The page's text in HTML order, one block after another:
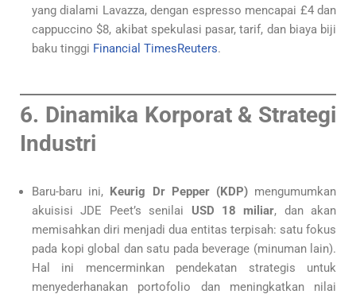
yang dialami Lavazza, dengan espresso mencapai £4 dan
cappuccino $8, akibat spekulasi pasar, tarif, dan biaya biji
baku tinggi Financial TimesReuters.
6. Dinamika Korporat & Strategi
Industri
Baru-baru ini, Keurig Dr Pepper (KDP)mengumumkan
akuisisi JDE Peet’s senilai USD 18 miliar, dan akan
memisahkan diri menjadi dua entitas terpisah: satu fokus
pada kopi global dan satu pada beverage (minuman lain).
Hal ini mencerminkan pendekatan strategis untuk
menyederhanakan portofolio dan meningkatkan nilai